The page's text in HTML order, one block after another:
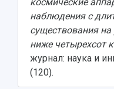
наблюдения с
существования
ниже четырехсот
журнал: наука и
(120).